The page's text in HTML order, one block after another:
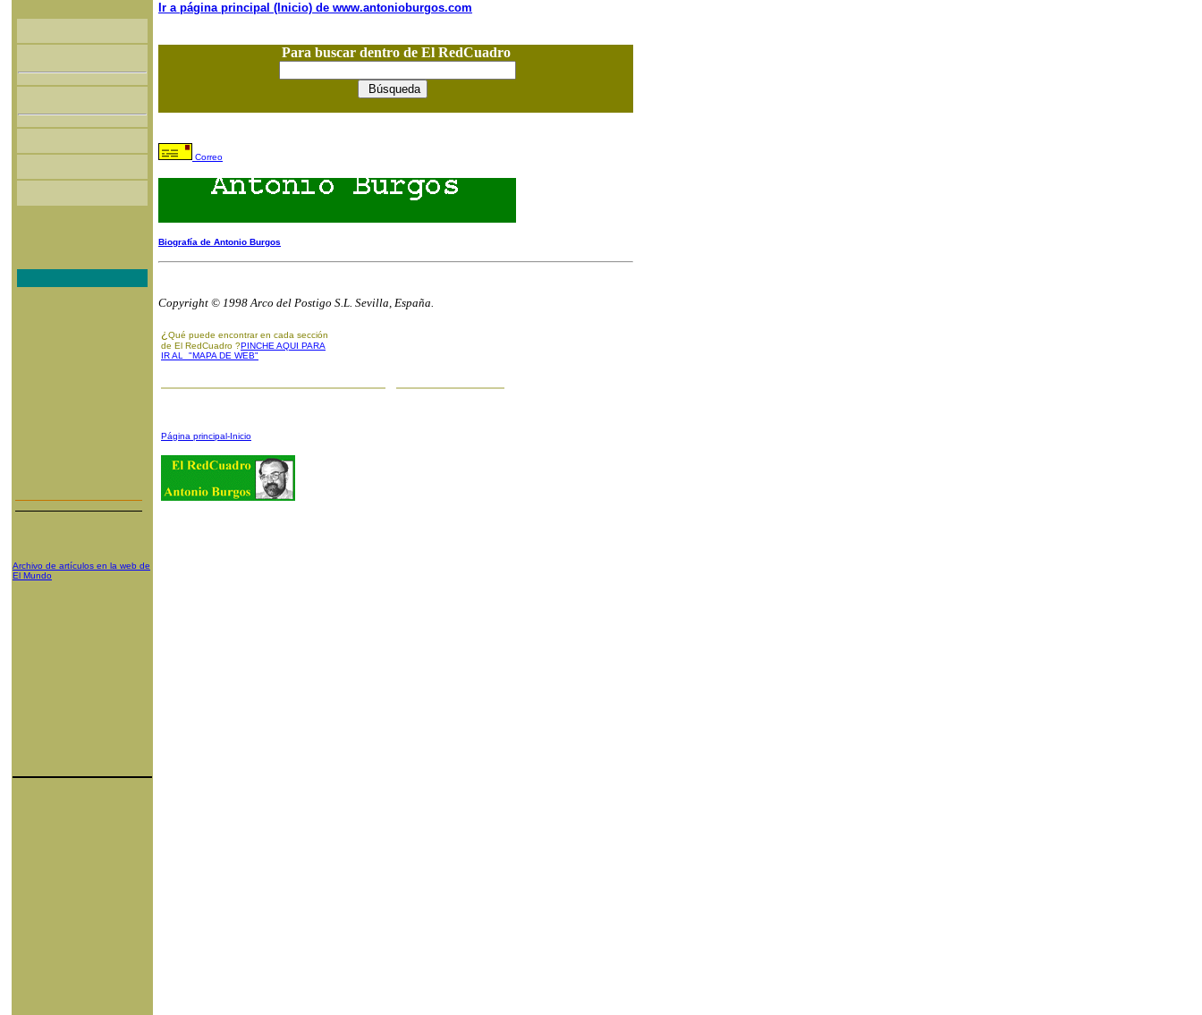
Archivo de artículos en la web de
El Mundo
Ir a página principal (Inicio) de www.antonioburgos.com
Para buscar dentro de El RedCuadro
Correo
Biografía de Antonio Burgos
Copyright © 1998 Arco del Postigo S.L. Sevilla, España.
¿ Qué puede encontrar en cada sección
de El RedCuadro ?PINCHE AQUI PARA
IR AL "MAPA DE WEB"
Página principal-Inicio